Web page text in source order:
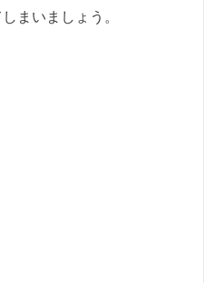
まいましょう。